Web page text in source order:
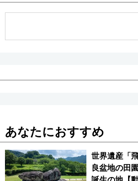
お知らせ
公式SNS
あなたにおすすめ
世界遺産「
良盆地の田